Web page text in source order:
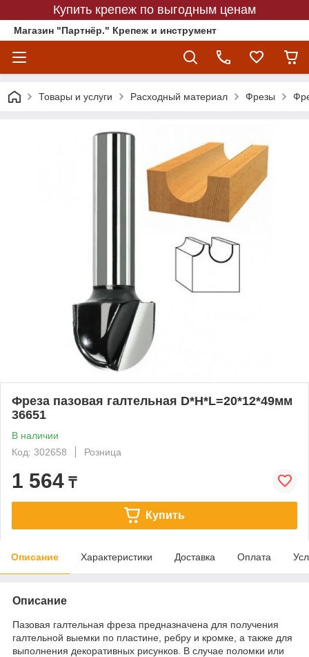
Купить крепеж по выгодным ценам
Магазин "Партнёр." Крепеж и инструмент
Товары и услуги Расходный материал Фрезы
Фреза пазовая галтельная D*H*L=20*12*49мм
36651
В наличии
Код: 302658
Розница
1 564 ₸
Купить
Описание Характеристики Доставка Оплата
Описание
Пазовая галтельная фреза предназначена для получения
галтельной выемки по пластине, ребру и кромке, а также для
выполнения декоративных рисунков. В случае поломки или